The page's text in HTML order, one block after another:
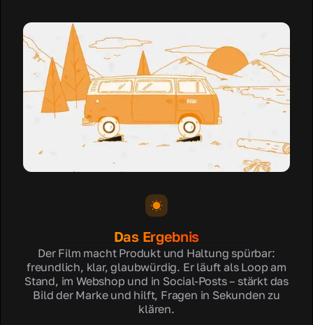
Das Ergebnis
Der Film macht Produkt und Haltung spürbar:
freundlich, klar, glaubwürdig. Er läuft als Loop am
Stand, im Webshop und in Social-Posts – stärkt das
Bild der Marke und hilft, Fragen in Sekunden zu
klären.